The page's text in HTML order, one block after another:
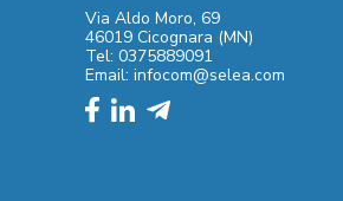
Via Aldo Moro, 69
46019 Cicognara (MN)
Tel: 0375889091
Email: infocom@selea.com